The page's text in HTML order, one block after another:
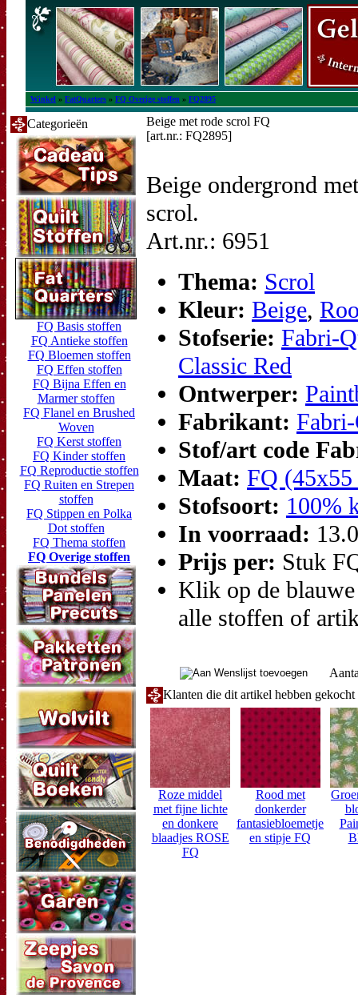
Winkel » FatQuarters » FQ Overige stoffen » FQ2895
Categorieën
FQ Basis stoffen
FQ Antieke stoffen
FQ Bloemen stoffen
FQ Effen stoffen
FQ Bijna Effen en
Marmer stoffen
FQ Flanel en Brushed
Woven
FQ Kerst stoffen
FQ Kinder stoffen
FQ Reproductie stoffen
FQ Ruiten en Strepen
stoffen
FQ Stippen en Polka
Dot stoffen
FQ Thema stoffen
FQ Overige stoffen
Beige met rode scrol FQ
[art.nr.: FQ2895]
Beige ondergrond
scrol.
Art.nr.: 6951
Thema: Scrol
Kleur: Beige,
Stofserie: Fabri-
Classic Red
Ontwerper:
Fabrikant:
Stof/art code
Maat: FQ (45x55
Stofsoort: 100%
In voorraad:
Prijs per: Stuk
Klik op de
alle stoffen of
Klanten die dit artikel hebben
Roze middel
met fijne lichte
en donkere
blaadjes ROSE
FQ
Rood met
donkerder
fantasiebloemetje
en stipje FQ